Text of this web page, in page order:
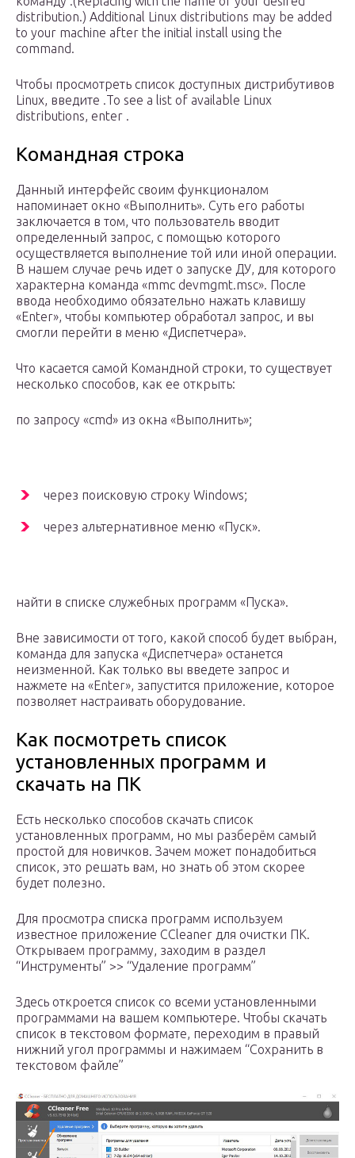
distribution.) Additional Linux distributions may be added
to your machine after the initial install using the
command.
Чтобы просмотреть список доступных дистрибутивов
Linux, введите .To see a list of available Linux
distributions, enter .
Командная строка
Данный интерфейс своим функционалом
напоминает окно «Выполнить». Суть его работы
заключается в том, что пользователь вводит
определенный запрос, с помощью которого
осуществляется выполнение той или иной операции.
В нашем случае речь идет о запуске ДУ, для которого
характерна команда «mmc devmgmt.msc». После
ввода необходимо обязательно нажать клавишу
«Enter», чтобы компьютер обработал запрос, и вы
смогли перейти в меню «Диспетчера».
Что касается самой Командной строки, то существует
несколько способов, как ее открыть:
по запросу «cmd» из окна «Выполнить»;
через поисковую строку Windows;
через альтернативное меню «Пуск».
найти в списке служебных программ «Пуска».
Вне зависимости от того, какой способ будет выбран,
команда для запуска «Диспетчера» останется
неизменной. Как только вы введете запрос и
нажмете на «Enter», запустится приложение, которое
позволяет настраивать оборудование.
Как посмотреть список
установленных программ и
скачать на ПК
Есть несколько способов скачать список
установленных программ, но мы разберём самый
простой для новичков. Зачем может понадобиться
список, это решать вам, но знать об этом скорее
будет полезно.
Для просмотра списка программ используем
известное приложение CCleaner для очистки ПК.
Открываем программу, заходим в раздел
“Инструменты” >> “Удаление программ”
Здесь откроется список со всеми установленными
программами на вашем компьютере. Чтобы скачать
список в текстовом формате, переходим в правый
нижний угол программы и нажимаем “Сохранить в
текстовом файле”